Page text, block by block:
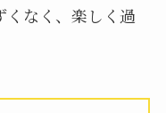
くなく、楽しく過